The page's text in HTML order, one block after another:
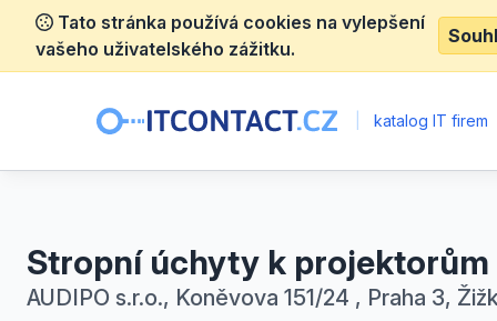
Tato stránka používá cookies na vylepšení
vašeho uživatelského zážitku.
katalog IT firem
Stropní úchyty k projektorům
AUDIPO s.r.o., Koněvova 151/24 , Praha 3,